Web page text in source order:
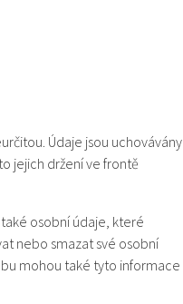
Údaje jsou uchovávány
jejich držení ve frontě
osobní údaje, které
nebo smazat své osobní
mohou také tyto informace